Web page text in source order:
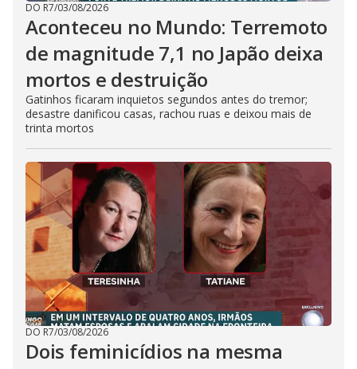
DO R7/03/08/2026
Aconteceu no Mundo: Terremoto
de magnitude 7,1 no Japão deixa
mortos e destruição
Gatinhos ficaram inquietos segundos antes do tremor;
desastre danificou casas, rachou ruas e deixou mais de
trinta mortos
DO R7/03/08/2026
Dois feminicídios na mesma